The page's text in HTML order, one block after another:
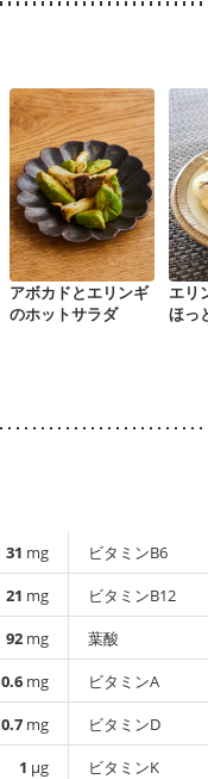
アボカドとエリンギ
のホットサラダ
エリ
ほっ
31 mg
21 mg
92 mg
0.6 mg
0.7 mg
1 µg
ビタミンB6
ビタミンB12
葉酸
ビタミンA
ビタミンD
ビタミンK